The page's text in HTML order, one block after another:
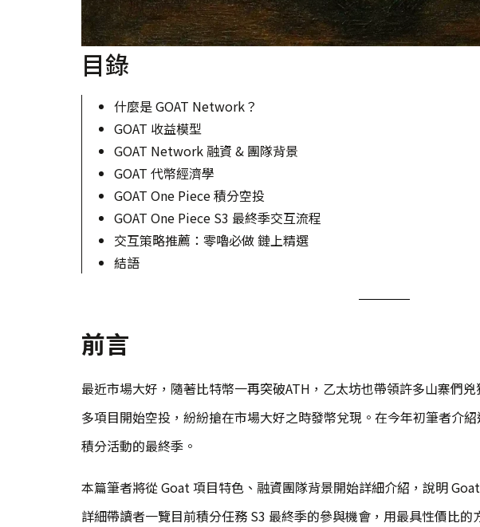
目錄
什麼是 GOAT Network？
GOAT 收益模型
GOAT Network 融資 & 團隊背景
GOAT 代幣經濟學
GOAT One Piece 積分空投
GOAT One Piece S3 最終季交互流程
交互策略推薦：零嚕必做 鏈上精選
結語
前言
最近市場大好，隨著比特幣一再突破ATH，乙太坊也帶領許多山寨們
多項目開始空投，紛紛搶在市場大好之時發幣兌現。在今年初筆者介
積分活動的最終季。
本篇筆者將從 Goat 項目特色、融資團隊背景開始詳細介紹，說明
詳細帶讀者一覽目前積分任務 S3 最終季的參與機會，用最具性價比的